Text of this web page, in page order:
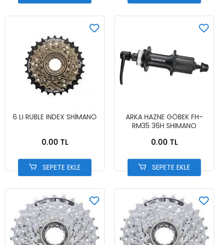
6 LI RUBLE INDEX SHİMANO
0.00 TL
SEPETE EKLE
ARKA HAZNE GÖBEK FH-
RM35 36H SHIMANO
0.00 TL
SEPETE EKLE